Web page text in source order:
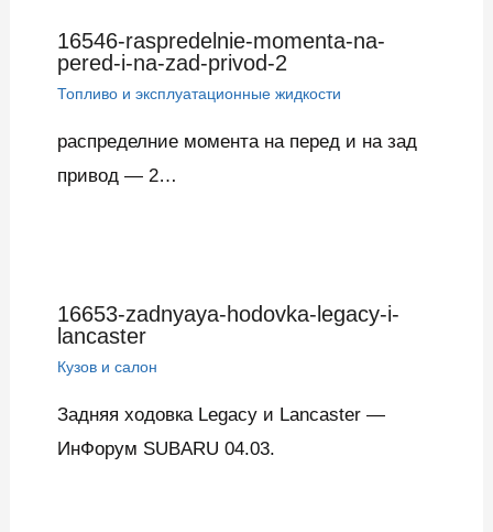
16546-raspredelnie-momenta-na-
pered-i-na-zad-privod-2
Топливо и эксплуатационные жидкости
распределние момента на перед и на зад
привод — 2…
16653-zadnyaya-hodovka-legacy-i-
lancaster
Кузов и салон
Задняя ходовка Legacy и Lancaster —
ИнФорум SUBARU 04.03.